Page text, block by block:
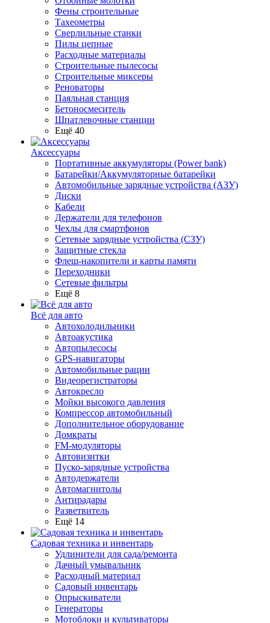
Фены строительные
Тахеометры
Сверлильные станки
Пилы цепные
Расходные материалы
Строительные пылесосы
Строительные миксеры
Реноваторы
Паяльная станция
Бетоносмеситель
Шпатлевочные станции
Ещё 40
Аксессуары
Портативные аккумуляторы (Power bank)
Батарейки/Аккумуляторные батарейки
Автомобильные зарядные устройства (АЗУ)
Диски
Кабели
Держатели для телефонов
Чехлы для смартфонов
Сетевые зарядные устройства (СЗУ)
Защитные стекла
Флеш-накопители и карты памяти
Переходники
Сетевые фильтры
Ещё 8
Всё для авто
Автохолодильники
Автоакустика
Автопылесосы
GPS-навигаторы
Автомобильные рации
Видеорегистраторы
Автокресло
Мойки высокого давления
Компрессор автомобильный
Дополнительное оборудование
Домкраты
FM-модуляторы
Автовизитки
Пуско-зарядные устройства
Автодержатели
Автомагнитолы
Антирадары
Разветвитель
Ещё 14
Садовая техника и инвентарь
Удлинители для сада/ремонта
Дачный умывальник
Расходный материал
Садовый инвентарь
Опрыскиватели
Генераторы
Мотоблоки и культиваторы